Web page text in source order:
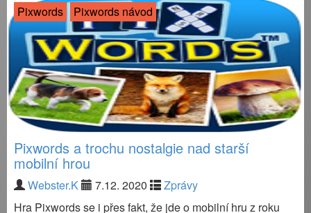
Pixwords Pixwords návod
Pixwords a trochu nostalgie nad starší
mobilní hrou
Webster.K 7.12. 2020
Zprávy
Hra Pixwords se i přes fakt, že jde o mobilní hru z roku